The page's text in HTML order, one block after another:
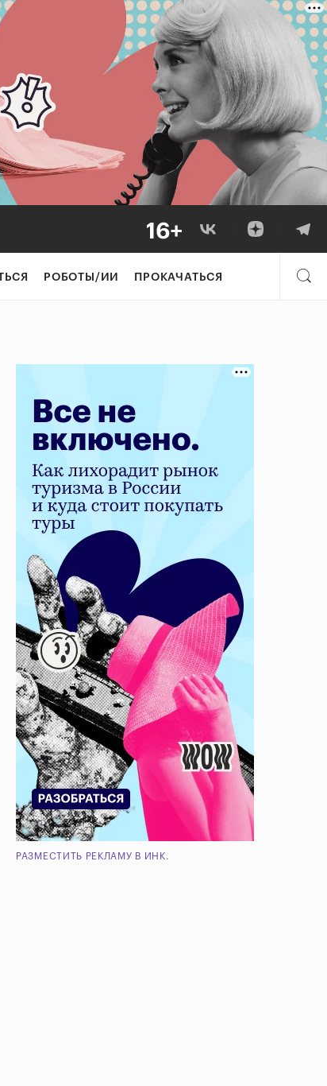
РОБОТЫ/ИИ ПРОКАЧАТЬСЯ
РАЗМЕСТИТЬ РЕКЛАМУ В ИНК.